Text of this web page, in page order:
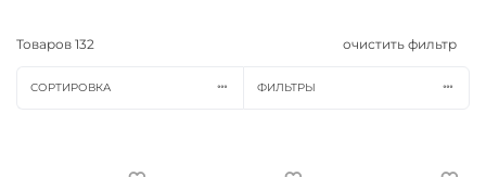
Товаров 132 очистить фильтр
СОРТИРОВКА ФИЛЬТРЫ